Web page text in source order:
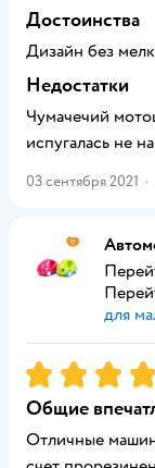
Достоинства
Дизайн без
Недостатки
Чумачечий
испугалась не
03 сентября 2021 ·
для
Рейтинг:5
Общие
Отличные